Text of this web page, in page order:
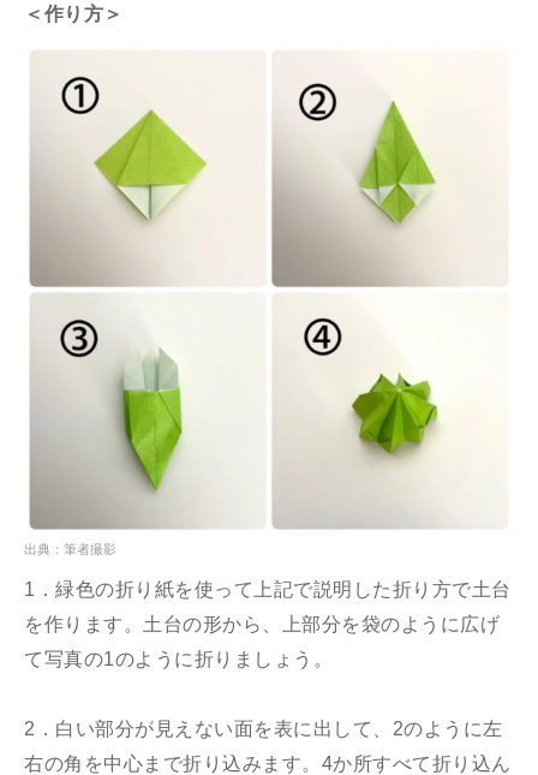
＜作り方＞
出典：筆者撮影
1．緑色の折り紙を使って上記で説明した折り方で土台
を作ります。土台の形から、上部分を袋のように広げ
て写真の1のように折りましょう。
2．白い部分が見えない面を表に出して、2のように左
右の角を中心まで折り込みます。4か所すべて折り込ん